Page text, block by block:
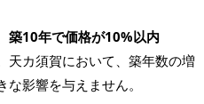
築10年で価格が10%以内
天カ須賀において、築年数の増
影響を与えません。